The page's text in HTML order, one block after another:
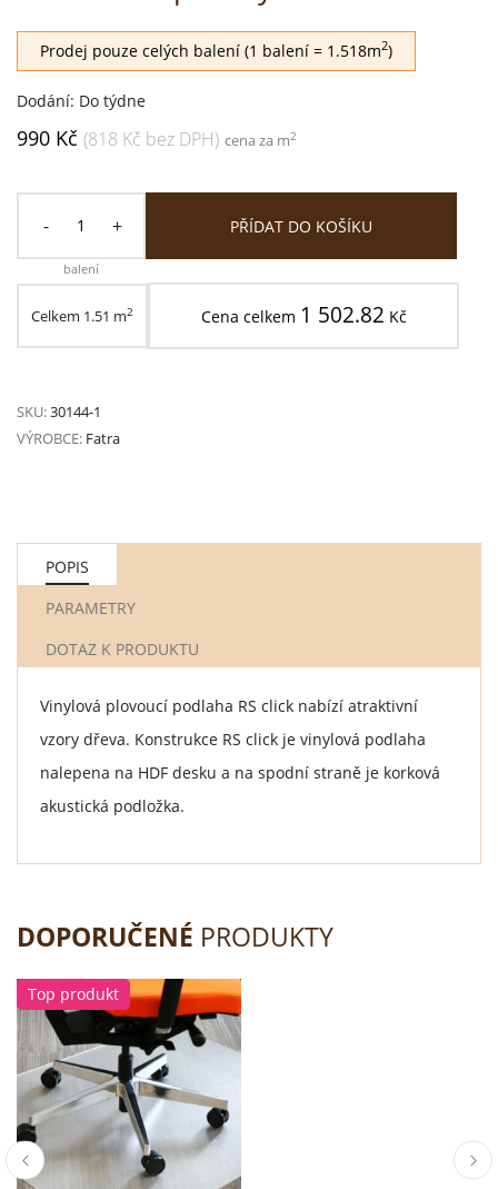
Prodej pouze celých balení (1 balení = 1.518m2)
Dodání: Do týdne
990 Kč (818 Kč bez DPH) cena za m2
- +
balení
PŘÍDAT DO KOŠÍKU
Celkem 1.51 m2 Cena celkem 1 502.82 Kč
SKU:30144-1
VÝROBCE: Fatra
POPIS
PARAMETRY
DOTAZ K PRODUKTU
Vinylová plovoucí podlaha RS click nabízí atraktivní
vzory dřeva. Konstrukce RS click je vinylová podlaha
nalepena na HDF desku a na spodní straně je korková
akustická podložka.
DOPORUČENÉ PRODUKTY
Top produkt